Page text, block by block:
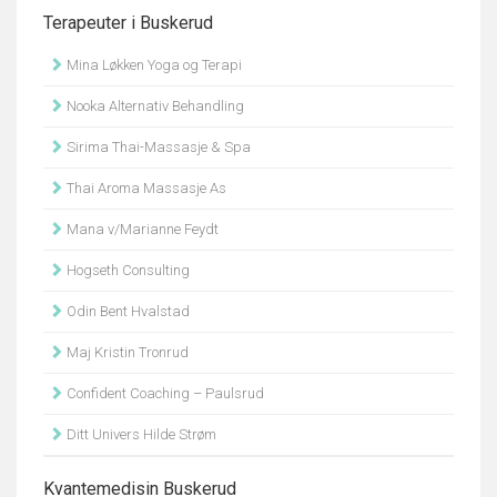
Terapeuter i Buskerud
Mina Løkken Yoga og Terapi
Nooka Alternativ Behandling
Sirima Thai-Massasje & Spa
Thai Aroma Massasje As
Mana v/Marianne Feydt
Hogseth Consulting
Odin Bent Hvalstad
Maj Kristin Tronrud
Confident Coaching – Paulsrud
Ditt Univers Hilde Strøm
Kvantemedisin Buskerud